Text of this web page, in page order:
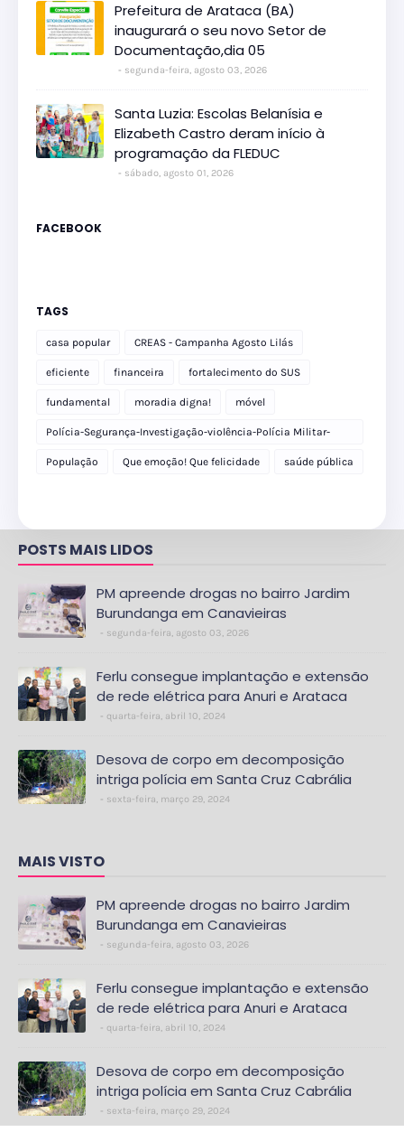
Prefeitura de Arataca (BA)
inaugurará o seu novo Setor de
Documentação,dia 05
segunda-feira, agosto 03, 2026
Santa Luzia: Escolas Belanísia e
Elizabeth Castro deram início à
programação da FLEDUC
sábado, agosto 01, 2026
FACEBOOK
TAGS
casa popular CREAS - Campanha Agosto Lilás
eficiente financeira fortalecimento do SUS
fundamental moradia digna! móvel
Polícia-Segurança-Investigação-violência-Polícia Militar-
delegacia
População Que emoção! Que felicidade saúde pública
POSTS MAIS LIDOS
PM apreende drogas no bairro Jardim
Burundanga em Canavieiras
segunda-feira, agosto 03, 2026
Ferlu consegue implantação e extensão
de rede elétrica para Anuri e Arataca
quarta-feira, abril 10, 2024
Desova de corpo em decomposição
intriga polícia em Santa Cruz Cabrália
sexta-feira, março 29, 2024
MAIS VISTO
PM apreende drogas no bairro Jardim
Burundanga em Canavieiras
segunda-feira, agosto 03, 2026
Ferlu consegue implantação e extensão
de rede elétrica para Anuri e Arataca
quarta-feira, abril 10, 2024
Desova de corpo em decomposição
intriga polícia em Santa Cruz Cabrália
sexta-feira, março 29, 2024